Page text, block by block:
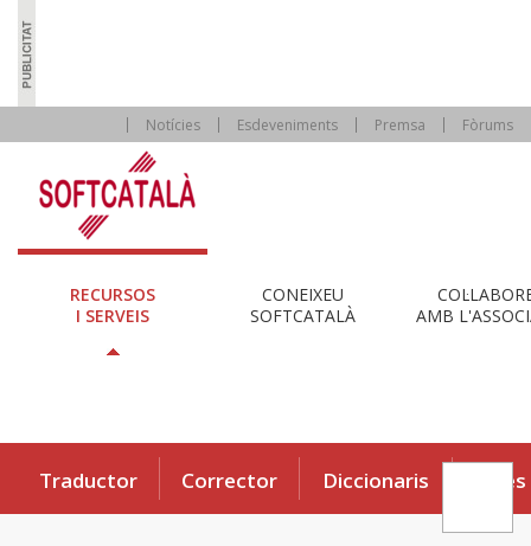
Notícies Esdeveniments Premsa Fòrums
RECURSOS
I SERVEIS
CONEIXEU
SOFTCATALÀ
AMB
Traductor Corrector Diccionaris Eines